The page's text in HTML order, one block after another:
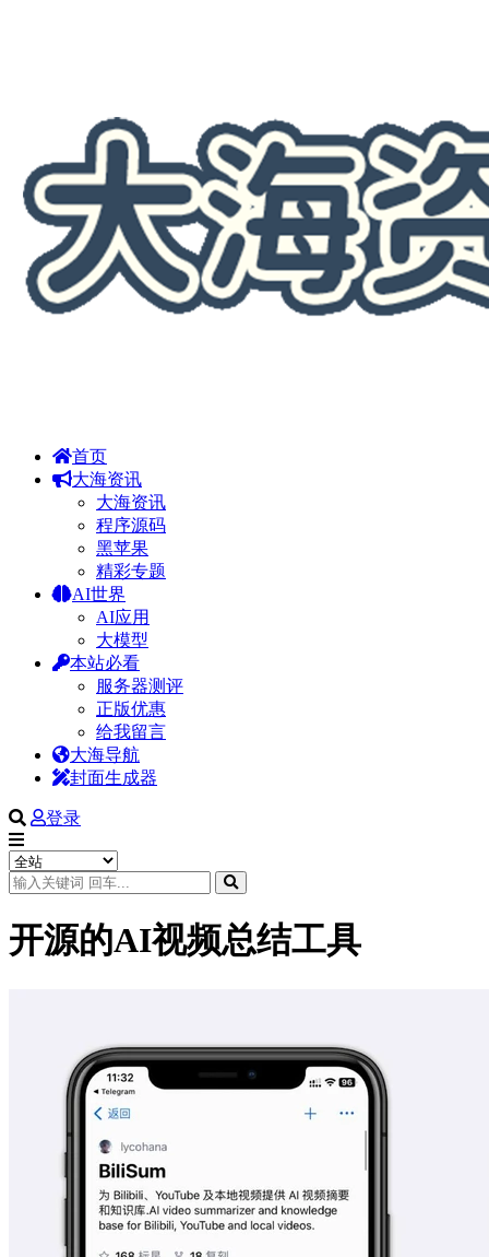
首页
大海资讯
大海资讯
程序源码
黑苹果
精彩专题
AI世界
AI应用
大模型
本站必看
服务器测评
正版优惠
给我留言
大海导航
封面生成器
登录
开源的AI视频总结工具